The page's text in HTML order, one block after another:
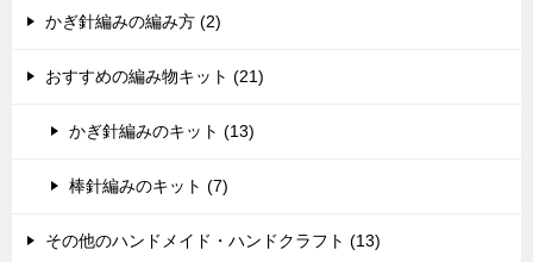
かぎ針編みの編み方 (2)
おすすめの編み物キット (21)
かぎ針編みのキット (13)
棒針編みのキット (7)
その他のハンドメイド・ハンドクラフト (13)